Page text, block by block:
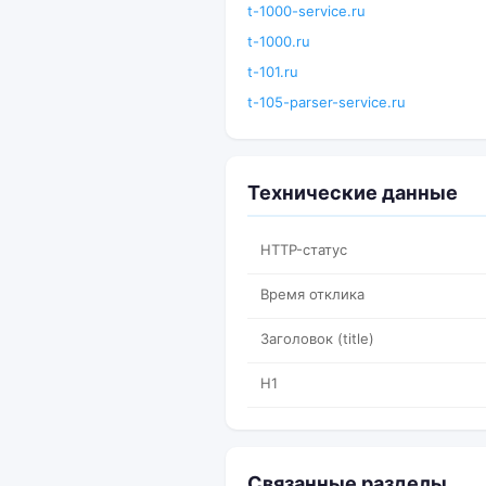
t-1000-service.ru
t-1000.ru
t-101.ru
t-105-parser-service.ru
Технические данные
HTTP-статус
Время отклика
Заголовок (title)
H1